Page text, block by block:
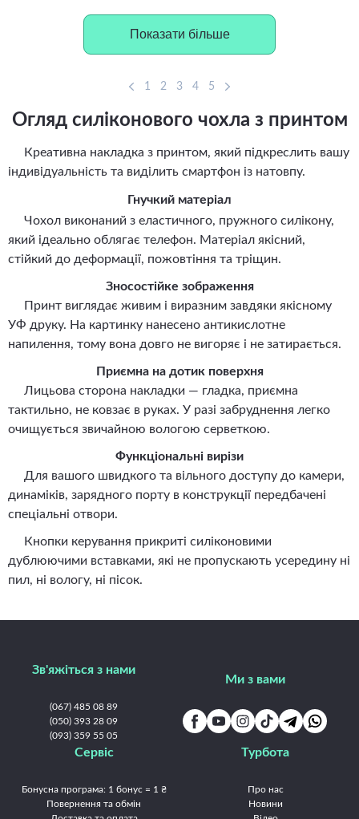
Показати більше
1 2 3 4 5
Огляд силіконового чохла з принтом
Креативна накладка з принтом, який підкреслить вашу
індивідуальність та виділить смартфон із натовпу.
Гнучкий матеріал
Чохол виконаний з еластичного, пружного силікону,
який ідеально облягає телефон. Матеріал якісний,
стійкий до деформації, пожовтіння та тріщин.
Зносостійке зображення
Принт виглядає живим і виразним завдяки якісному
УФ друку. На картинку нанесено антикислотне
напилення, тому вона довго не вигоряє і не затирається.
Приємна на дотик поверхня
Лицьова сторона накладки — гладка, приємна
тактильно, не ковзає в руках. У разі забруднення легко
очищується звичайною вологою серветкою.
Функціональні вирізи
Для вашого швидкого та вільного доступу до камери,
динаміків, зарядного порту в конструкції передбачені
спеціальні отвори.
Кнопки керування прикриті силіконовими
дублюючими вставками, які не пропускають усередину ні
пил, ні вологу, ні пісок.
Зв'яжіться з нами
(067) 485 08 89
(050) 393 28 09
(093) 359 55 05
Ми з вами
Сервіс
Бонусна програма: 1 бонус = 1 ₴
Повернення та обмін
Турбота
Про нас
Новини